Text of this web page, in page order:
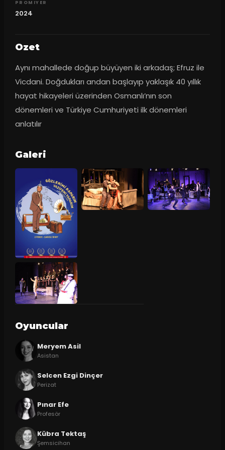
PROMIYER
2024
Ozet
Aynı mahallede doğup büyüyen iki arkadaş; Efruz ile
Vicdani. Doğdukları andan başlayıp yaklaşık 40 yıllık
hayat hikayeleri üzerinden Osmanlı’nın son
dönemleri ve Türkiye Cumhuriyeti ilk dönemleri
anlatılır
Galeri
Oyuncular
Meryem Asil
Asistan
Selcen Ezgi Dinçer
Perizat
Pınar Efe
Profesör
Kübra Tektaş
Şemsicihan